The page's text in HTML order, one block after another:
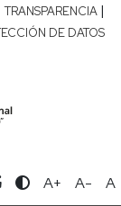
TRANSPARENCIA |
DE DATOS
A+ A- A